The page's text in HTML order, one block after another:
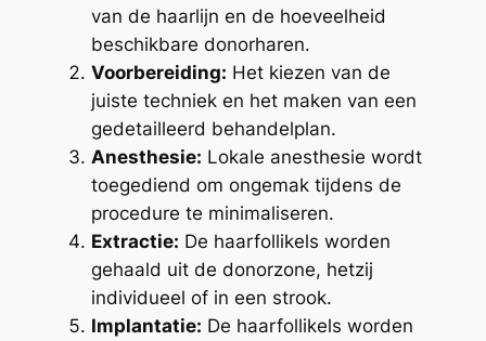
van de haarlijn en de hoeveelheid
beschikbare donorharen.
Voorbereiding: Het kiezen van de
juiste techniek en het maken van een
gedetailleerd behandelplan.
Anesthesie: Lokale anesthesie wordt
toegediend om ongemak tijdens de
procedure te minimaliseren.
Extractie: De haarfollikels worden
gehaald uit de donorzone, hetzij
individueel of in een strook.
Implantatie: De haarfollikels worden